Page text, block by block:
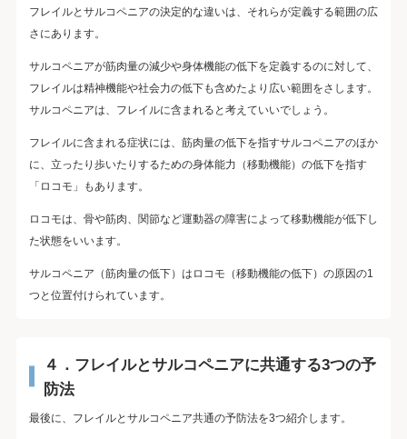
フレイルとサルコペニアの決定的な違いは、それらが定義する範囲の広
さにあります。
サルコペニアが筋肉量の減少や身体機能の低下を定義するのに対して、
フレイルは精神機能や社会力の低下も含めたより広い範囲をさします。
サルコペニアは、フレイルに含まれると考えていいでしょう。
フレイルに含まれる症状には、筋肉量の低下を指すサルコペニアのほか
に、立ったり歩いたりするための身体能力（移動機能）の低下を指す
「ロコモ」もあります。
ロコモは、骨や筋肉、関節など運動器の障害によって移動機能が低下し
た状態をいいます。
サルコペニア（筋肉量の低下）はロコモ（移動機能の低下）の原因の1
つと位置付けられています。
４．フレイルとサルコペニアに共通する3つの予
防法
最後に、フレイルとサルコペニア共通の予防法を3つ紹介します。